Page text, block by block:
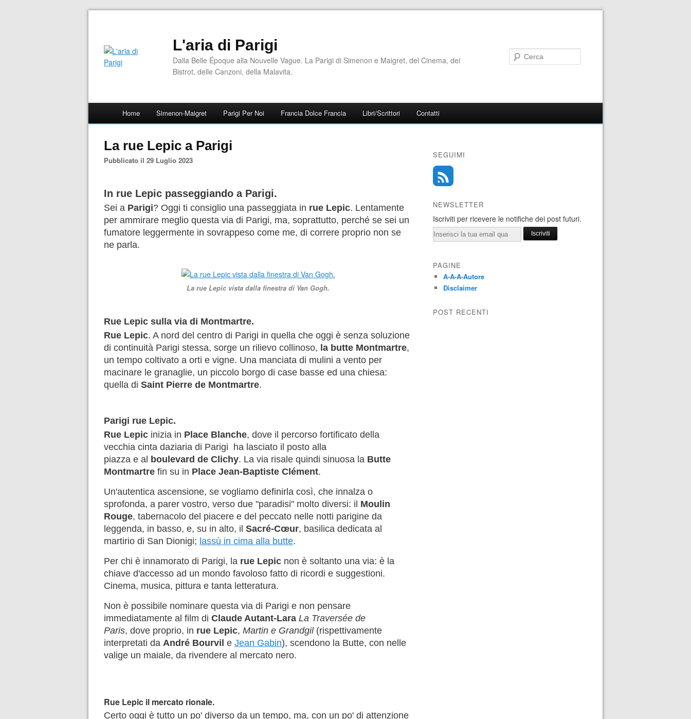
L'aria di Parigi
Dalla Belle Époque alla Nouvelle Vague. La Parigi di Simenon e Maigret, del Cinema, dei
Bistrot, delle Canzoni, della Malavita.
Home Simenon-Maigret Parigi Per Noi Francia Dolce Francia Libri/Scrittori Contatti
La rue Lepic a Parigi
Pubblicato il 29 Luglio 2023
In rue Lepic passeggiando a Parigi.
Sei a Parigi? Oggi ti consiglio una passeggiata in rue Lepic. Lentamente
per ammirare meglio questa via di Parigi, ma, soprattutto, perché se sei un
fumatore leggermente in sovrappeso come me, di correre proprio non se
ne parla.
La rue Lepic vista dalla finestra di Van Gogh.
Rue Lepic sulla via di Montmartre.
Rue Lepic. A nord del centro di Parigi in quella che oggi è senza soluzione
di continuità Parigi stessa, sorge un rilievo collinoso, la butte Montmartre,
un tempo coltivato a orti e vigne. Una manciata di mulini a vento per
macinare le granaglie, un piccolo borgo di case basse ed una chiesa:
quella di Saint Pierre de Montmartre.
Parigi rue Lepic.
Rue Lepic inizia in Place Blanche, dove il percorso fortificato della
vecchia cinta daziaria di Parigi ha lasciato il posto alla
piazza e al boulevard de Clichy. La via risale quindi sinuosa la Butte
Montmartre fin su in Place Jean-Baptiste Clément.
Un'autentica ascensione, se vogliamo definirla così, che innalza o
sprofonda, a parer vostro, verso due "paradisi" molto diversi: il Moulin
Rouge, tabernacolo del piacere e del peccato nelle notti parigine da
leggenda, in basso, e, su in alto, il Sacré-Cœur, basilica dedicata al
martirio di San Dionigi; lassù in cima alla butte.
Per chi è innamorato di Parigi, la rue Lepic non è soltanto una via: è la
chiave d'accesso ad un mondo favoloso fatto di ricordi e suggestioni.
Cinema, musica, pittura e tanta letteratura.
Non è possibile nominare questa via di Parigi e non pensare
immediatamente al film di Claude Autant-Lara La Traversée de
Paris, dove proprio, in rue Lepic, Martin e Grandgil(rispettivamente
interpretati da André Bourvil e Jean Gabin), scendono la Butte, con nelle
valige un maiale, da rivendere al mercato nero.
Rue Lepic il mercato rionale.
Certo oggi è tutto un po' diverso da un tempo, ma, con un po' di attenzione
SEGUIMI
NEWSLETTER
Iscriviti per ricevere le notifiche dei post futuri.
Email
PAGINE
A-A-A-Autore
Disclaimer
POST RECENTI